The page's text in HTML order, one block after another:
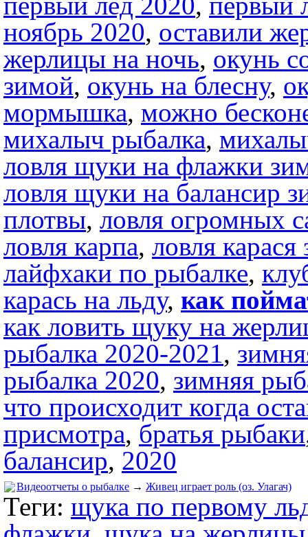
ноябрь 2020, оставили
жерлицы на ночь, окунь
зимой, окунь на блесну,
мормышка, можно
михалыч рыбалка,
ловля щуки на флажки
ловля щуки на балансир
плотвы, ловля огромных
ловля карпа, ловля
лайфхаки по рыбалке,
карась на льду, как
как ловить щуку на
рыбалка 2020-2021,
рыбалка 2020, зимняя
что происходит когда
присмотра, братья рыбаки
балансир, 2020
Видеоотчеты о рыбалке → Живец играет роль (оз. Улагач)
Теги: щука по первому